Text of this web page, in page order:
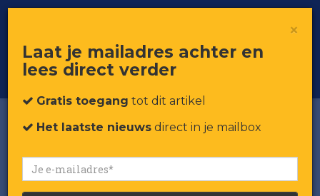
Voor professionals in retail & brands
Toggle
×
Laat je mailadres achter en
lees direct verder
Gratis toegang tot dit artikel
Het laatste nieuws direct in je mailbox